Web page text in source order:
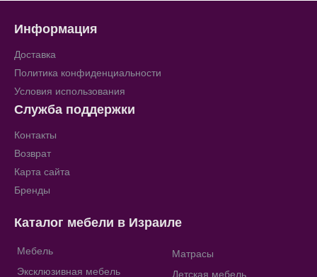
Информация
Доставка
Политика конфиденциальности
Условия использования
Служба поддержки
Контакты
Возврат
Карта сайта
Бренды
Каталог мебели в Израиле
Мебель
Эксклюзивная мебель
Матрасы
Детская мебель